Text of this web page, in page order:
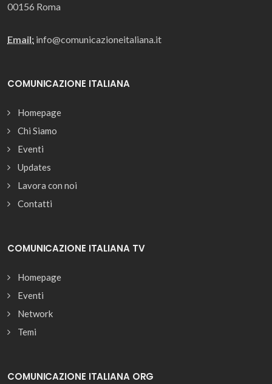
00156 Roma
Email: info@comunicazioneitaliana.it
COMUNICAZIONE ITALIANA
Homepage
Chi Siamo
Eventi
Updates
Lavora con noi
Contatti
COMUNICAZIONE ITALIANA TV
Homepage
Eventi
Network
Temi
COMUNICAZIONE ITALIANA ORG